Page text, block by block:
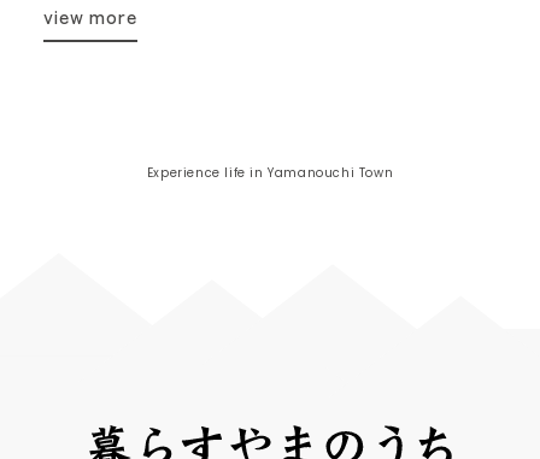
view more
Experience life in Yamanouchi Town